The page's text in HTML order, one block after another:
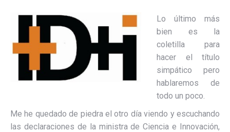
Lo último más
bien es la
coletilla para
hacer el título
simpático pero
hablaremos de
todo un poco.
Me he quedado de piedra el otro día viendo y escuchando
las declaraciones de la ministra de Ciencia e Innovación,